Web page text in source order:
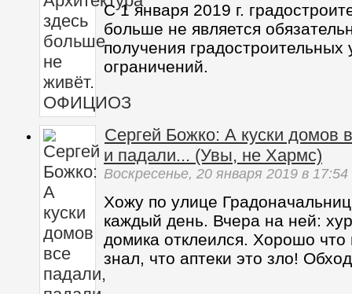
С 1 января 2019 г.
больше не является
получения градостроительных
ограничений.
Сергей Божко: А куски домов
и падали... (Увы, не Хармс)
Воскресенье, 20 января 2019 в 17:54
Хожу по улице
каждый день. Вчера на ней:
домика отклеился. Хорошо
знал, что аптеки это зло!